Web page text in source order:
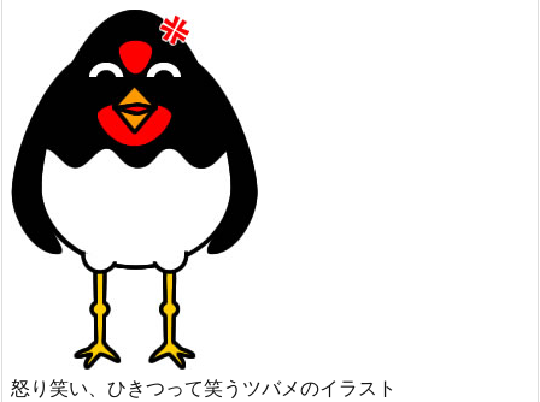
怒り笑い、ひきつって笑うツバメのイラスト